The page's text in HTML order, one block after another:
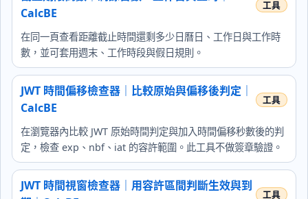
CalcBE
在同一頁查看距離截止時間還剩多少日曆日、工作日與工作時
數，並可套用週末、工作時段與假日規則。
JWT 時間偏移檢查器｜比較原始與偏移後判定｜
CalcBE
在瀏覽器內比較 JWT 原始時間判定與加入時間偏移秒數後的判
定，檢查 exp、nbf、iat 的容許範圍。此工具不做簽章驗證。
JWT 時間視窗檢查器｜用容許區間判斷生效與到